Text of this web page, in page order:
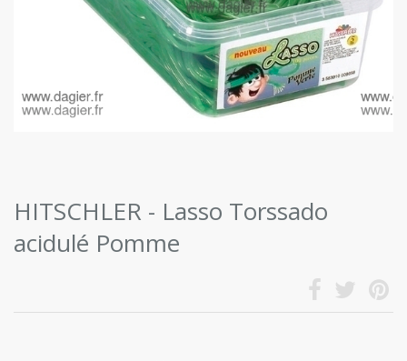
HITSCHLER - Lasso Torssado
acidulé Pomme